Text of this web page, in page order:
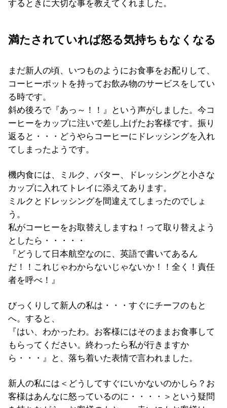
するときに大切な事を教えてくれました。
満たされていれば怒る気持ちもなくなる
まだ新人の頃、いつものようにお食事をお配りして、
コーヒーポットを持ってお飲み物のサービスをしてい
る時です。
斜め後ろで『あっ～！！』という声がしました。今コ
ーヒーをカップに注いで差し上げたお客様です。振り
返ると・・・どうやらコーヒーにドレッシングを入れ
てしまったようです。
機内食には、ミルク、バター、ドレッシングと小さな
カップに入れてトレイに添えてあります。
ミルクとドレッシングを間違えてしまったのでしょ
う。
私がコーヒーをお取替えしますね！って取り替えよう
としたら・・・・・
『どうして日本航空なのに、英語で書いてあるん
だ！！これじゃわからないじゃないか！！全く！責任
者を呼べ！』
びっくりして新人の私は・・・すぐにチーフのもと
へ。すると、
『はい、わかったわ。お客様にはそのままお食事して
もらってください。終わったら私が行きますか
ら・・・』と、落ち着いた表情で言われました。
新人の私には＜どうしてすぐにいかないのかしら？お
客様はあんなに怒っているのに・・・・＞という疑問